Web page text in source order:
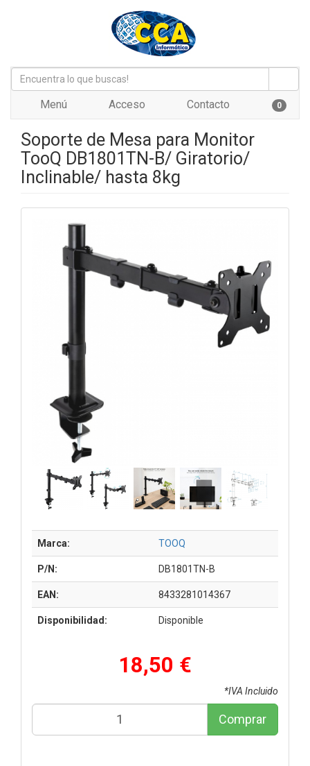
Menú Acceso Contacto 0
Soporte de Mesa para Monitor
TooQ DB1801TN-B/ Giratorio/
Inclinable/ hasta 8kg
Marca: TOOQ
P/N: DB1801TN-B
EAN: 8433281014367
Disponibilidad: Disponible
18,50 €
*IVA Incluido
Comprar